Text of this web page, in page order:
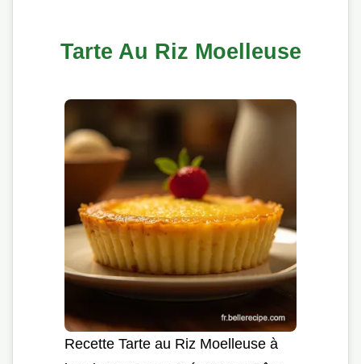
Tarte Au Riz Moelleuse
Recette Tarte au Riz Moelleuse à